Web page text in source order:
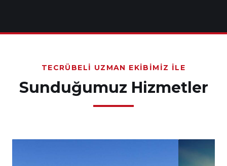
TECRÜBELI UZMAN EKIBIMIZ İLE
Sunduğumuz Hizmetler